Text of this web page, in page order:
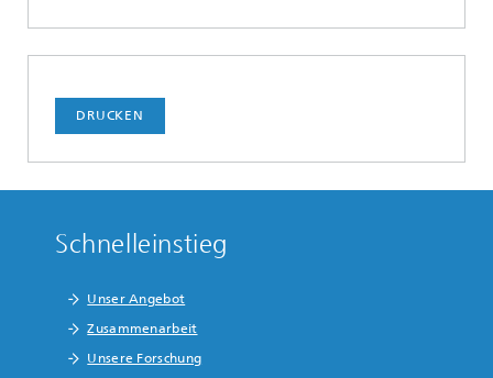
DRUCKEN
Schnelleinstieg
Unser Angebot
Zusammenarbeit
Unsere Forschung